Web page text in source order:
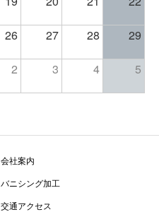
26 27 28 29
2 3 4 5
会社案内
バニシング加工
交通アクセス